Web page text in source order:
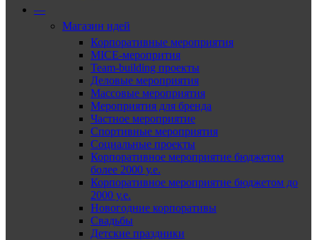
—
Магазин идей
Корпоративные мероприятия
MICE-меропрития
Team-building проекты
Деловые мероприятия
Массовые мероприятия
Мероприятия для бренда
Частное мероприятие
Спортивные мероприятия
Социальные проекты
Корпоративное мероприятие бюджетом
более 2000 у.е.
Корпоративное мероприятие бюджетом до
2000 у.е.
Новогодние корпоративы
Свадьбы
Детские праздники